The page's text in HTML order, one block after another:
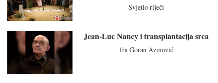
Svjetlo riječi
Jean-Luc Nancy i transplantacija srca
fra Goran Azinović